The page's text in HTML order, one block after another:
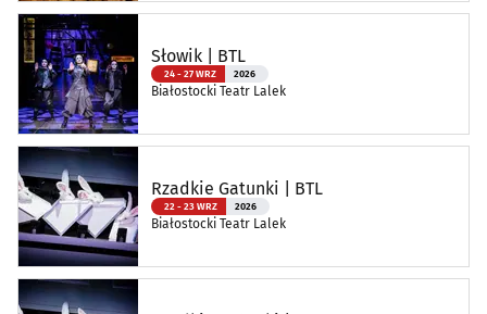
Słowik | BTL
24 - 27 WRZ 2026
Białostocki Teatr Lalek
Rzadkie Gatunki | BTL
22 - 23 WRZ 2026
Białostocki Teatr Lalek